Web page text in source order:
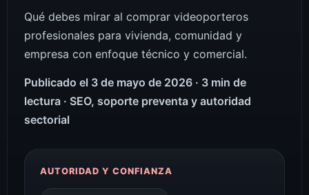
Qué debes mirar al comprar videoporteros
profesionales para vivienda, comunidad y
empresa con enfoque técnico y comercial.
Publicado el 3 de mayo de 2026 · 3 min de
lectura · SEO, soporte preventa y autoridad
sectorial
AUTORIDAD Y CONFIANZA